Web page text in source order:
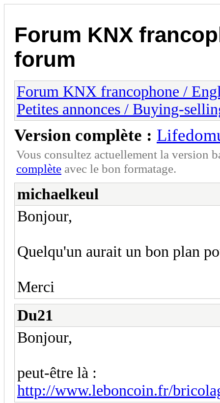
Forum KNX
forum
Forum KNX francophone /
Petites annonces / Buying-
Version complète :
Vous consultez actuellement la version
complète avec le bon formatage.
michaelkeul
Bonjour,
Quelqu'un aurait un bon plan
Merci
Du21
Bonjour,
peut-être là :
http://www.leboncoin.fr/